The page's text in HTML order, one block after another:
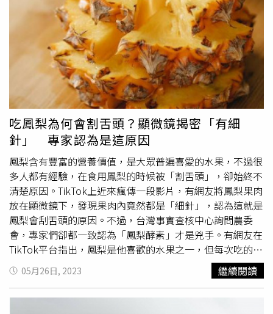
生長很普遍，白色小花的外型看起來無害，但其實很危險，
若人或動物不小心誤食，通常在2到3小時內就會毒發身亡。
植物專家表示，毒堇最危險的地方在於外觀看起來和可食
用植物十分相似，「它的根部與葉子看起來都與歐芹很像，
另外也和野生胡蘿蔔十分相似」。肯茲事後也將毒堇的照片
分享在網路上，希望能提醒大眾，看到類似樣貌的植物要特
別小心。女子發文提醒大家小心有毒植物。（圖／翻攝自推
特）
吃鳳梨為何會割舌頭？顯微鏡揭密「有細
針」 專家認為是這原因
鳳梨含有豐富的營養價值，是大眾普遍喜愛的水果，不過很
多人都有經驗，在食用鳳梨的時候被「割舌頭」，卻始終不
清楚原因。TikTok上近來瘋傳一段影片，有網友將鳳梨果肉
放在顯微鏡下，發現果肉內竟然都是「細針」，認為這就是
鳳梨會刮舌頭的原因。不過，台灣事實查核中心詢問農委
會，專家們卻都一致認為「鳳梨酵素」才是兇手。有網友在
TikTok平台指出，鳳梨是他喜歡的水果之一，但每次吃的時
候，都會感到嘴巴發麻，原來是因為水果含有針晶，這些針
具有保護功能，避免果實被吃掉並保護種子，與其他化學物
質（如鳳梨中的酵素）共同作用，可增強效果。他收集了一
05月26日, 2023 繼續閱讀